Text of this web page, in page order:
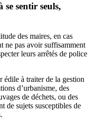
sentir seuls,
des maires, en cas
ne pas avoir suffisamment
leurs arrêtés de police
édile à traiter de la gestion
d’urbanisme, des
de déchets, ou des
de sujets susceptibles de